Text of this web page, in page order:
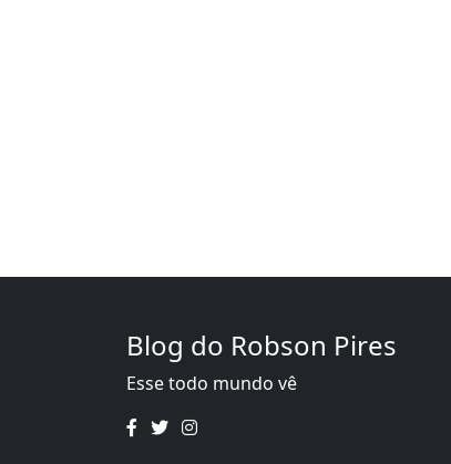
Blog do Robson Pires
Esse todo mundo vê